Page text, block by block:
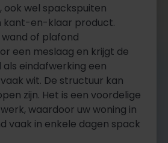
ook wel spackspuiten
kant-en-klaar product.
of plafond
een meslaag en krijgt de
eindafwerking een
wit. De structuur kan
zijn. Het is een voordelige
waardoor uw woning in
vaak in enkele dagen spack